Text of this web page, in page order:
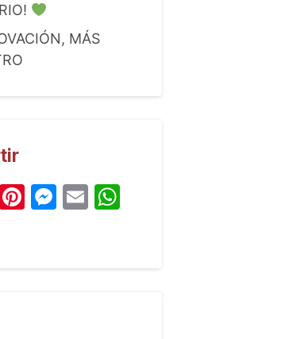
MÁS
Pinterest
Messenger
EmailWhatsApp